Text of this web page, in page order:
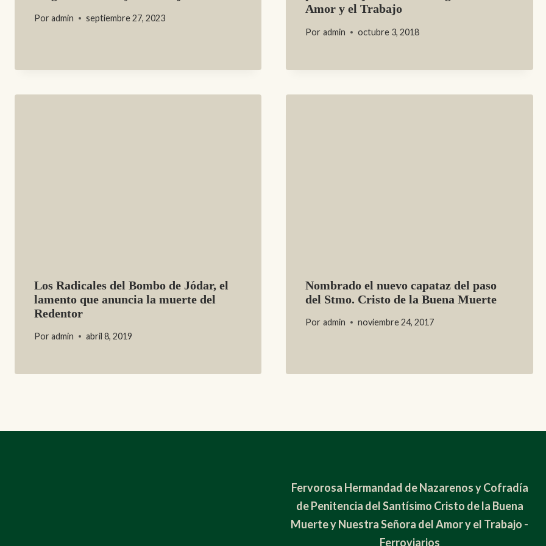
Por admin septiembre 27, 2023
Amor y el Trabajo
Por admin octubre 3, 2018
Los Radicales del Bombo de Jódar, el
lamento que anuncia la muerte del
Redentor
Por admin abril 8, 2019
Nombrado el nuevo capataz del paso
del Stmo. Cristo de la Buena Muerte
Por admin noviembre 24, 2017
Fervorosa Hermandad de Nazarenos y Cofradía
de Penitencia del Santísimo Cristo de la Buena
Muerte y Nuestra Señora del Amor y el Trabajo -
Ferroviarios